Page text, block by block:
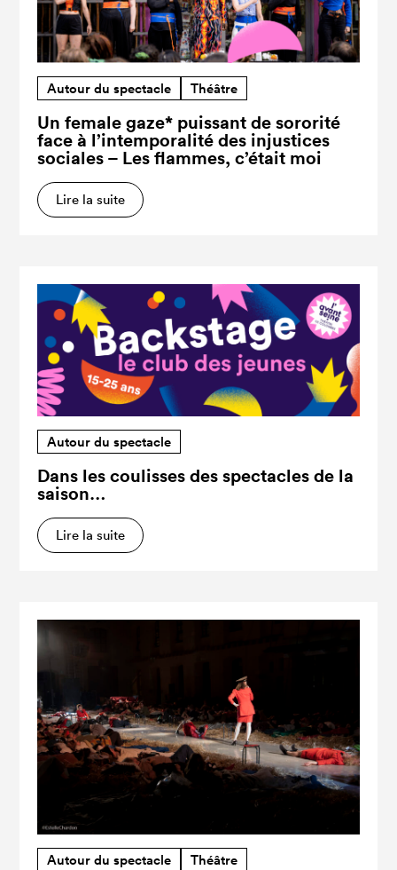
Autour du spectacle Théâtre
Un female gaze* puissant de sororité
face à l’intemporalité des injustices
sociales – Les flammes, c’était moi
Lire la suite
Autour du spectacle
Dans les coulisses des spectacles de la
saison…
Lire la suite
Autour du spectacle Théâtre